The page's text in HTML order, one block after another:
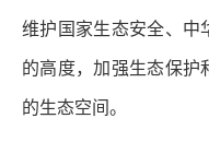
维护国家生态安全、中
的高度，加强生态保护
的生态空间。